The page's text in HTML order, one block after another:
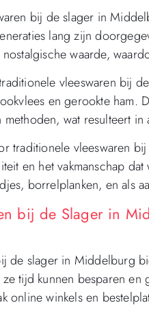
bij de slager in
lang zijn
nostalgische waarde,
vleeswaren bij
en gerookte ham.
wat resulteert
traditionele vleeswaren
en het vakmanschap
borrelplanken, en als
bij de Slager in
de slager in Middelburg
tijd kunnen besparen
online winkels en